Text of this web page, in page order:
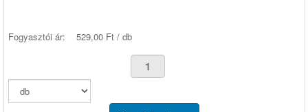
Fogyasztói ár: 529,00 Ft / db